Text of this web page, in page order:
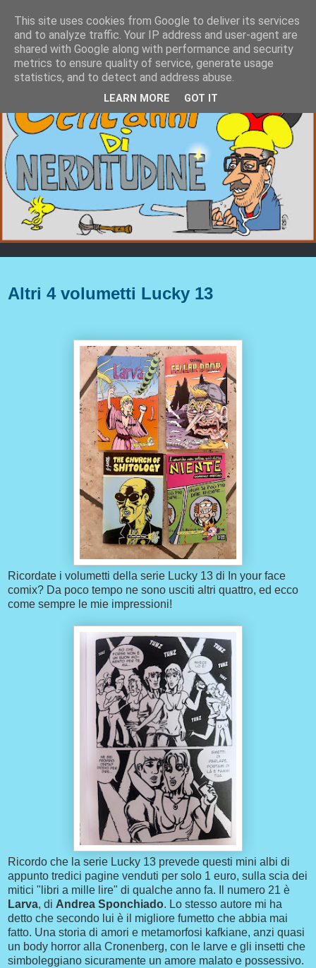
Altri 4 volumetti Lucky 13
Ricordate i volumetti della serie Lucky 13 di In your face
comix? Da poco tempo ne sono usciti altri quattro, ed ecco
come sempre le mie impressioni!
Ricordo che la serie Lucky 13 prevede questi mini albi di
appunto tredici pagine venduti per solo 1 euro, sulla scia dei
mitici "libri a mille lire" di qualche anno fa. Il numero 21 è
Larva, di Andrea Sponchiado. Lo stesso autore mi ha
detto che secondo lui è il migliore fumetto che abbia mai
fatto. Una storia di amori e metamorfosi kafkiane, anzi quasi
un body horror alla Cronenberg, con le larve e gli insetti che
simboleggiano sicuramente un amore malato e possessivo.
This site uses cookies from Google to deliver its services
and to analyze traffic. Your IP address and user-agent are
shared with Google along with performance and security
metrics to ensure quality of service, generate usage
statistics, and to detect and address abuse.
LEARN MORE GOT IT